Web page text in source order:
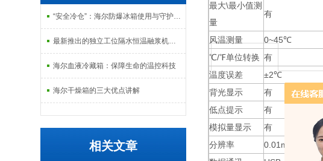
“安全冷仓”：海尔防爆冰箱使用与守护指南
最新推出的独立工位隔水恒温融浆机产品系列
海尔血液冷藏箱：保障生命的温控科技
海尔干燥箱的三大优点讲解
相关文章
最大\最小值测
量
有
风温测量
0~45℃
℃/℉单位转换 有
温度误差
±2℃
背光显示
有
低点提示
有
模拟量显示
有
分辨率
0.01m/s